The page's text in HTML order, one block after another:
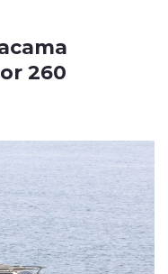
260